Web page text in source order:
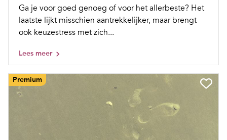
Ga je voor goed genoeg of voor het allerbeste? Het
laatste lijkt misschien aantrekkelijker, maar brengt
ook keuzestress met zich...
Lees meer
Premium